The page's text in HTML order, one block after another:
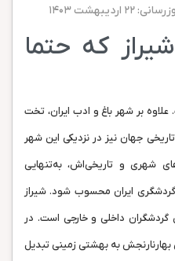
که حتما
بر شهر باغ و ادب ایران، تخت
جهان نیز در نزدیکی این شهر
شهری و تاریخی‌اش، به‌تنهایی
گردشگری ایران محسوب شود. شیراز
داخلی و خارجی است. در
به بهشتی زمینی تبدیل